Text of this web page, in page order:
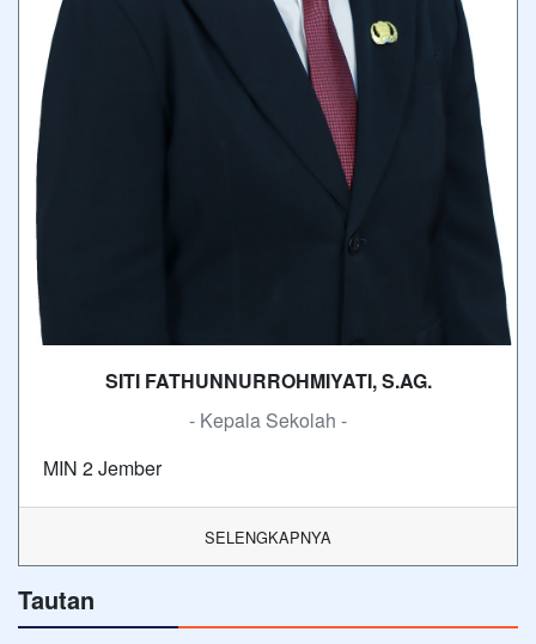
SITI FATHUNNURROHMIYATI, S.AG.
- Kepala Sekolah -
MIN 2 Jember
SELENGKAPNYA
Tautan